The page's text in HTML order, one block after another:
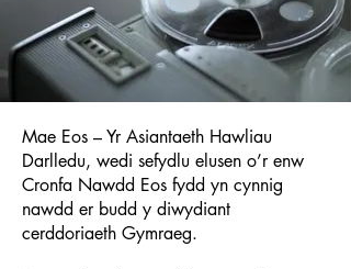
Mae Eos – Yr Asiantaeth Hawliau
Darlledu, wedi sefydlu elusen o’r enw
Cronfa Nawdd Eos fydd yn cynnig
nawdd er budd y diwydiant
cerddoriaeth Gymraeg.